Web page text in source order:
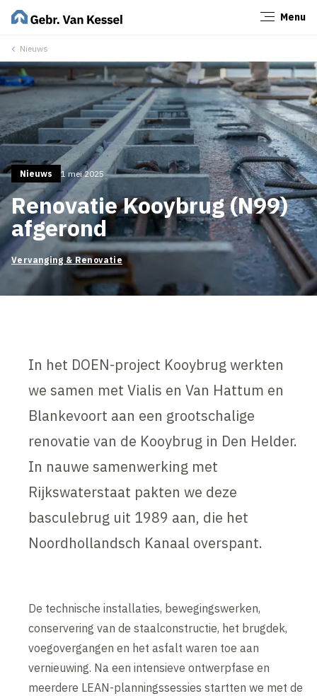
Menu
Nieuws
Nieuws 1 mei 2025
Renovatie Kooybrug (N99)
afgerond
Vervanging & Renovatie
In het DOEN-project Kooybrug werkten
we samen met Vialis en Van Hattum en
Blankevoort aan een grootschalige
renovatie van de Kooybrug in Den Helder.
In nauwe samenwerking met
Rijkswaterstaat pakten we deze
basculebrug uit 1989 aan, die het
Noordhollandsch Kanaal overspant.
De technische installaties, bewegingswerken,
conservering van de staalconstructie, het brugdek,
voegovergangen en het asfalt waren toe aan
vernieuwing. Na een intensieve ontwerpfase en
meerdere LEAN-planningssessies startten we met de
Sluiten